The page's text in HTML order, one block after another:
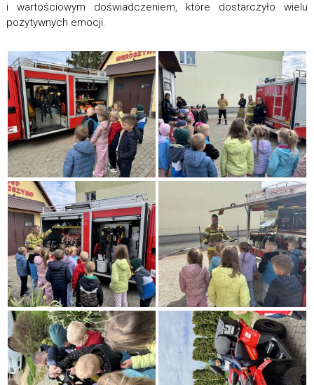
i wartościowym doświadczeniem, które dostarczyło wielu
pozytywnych emocji.